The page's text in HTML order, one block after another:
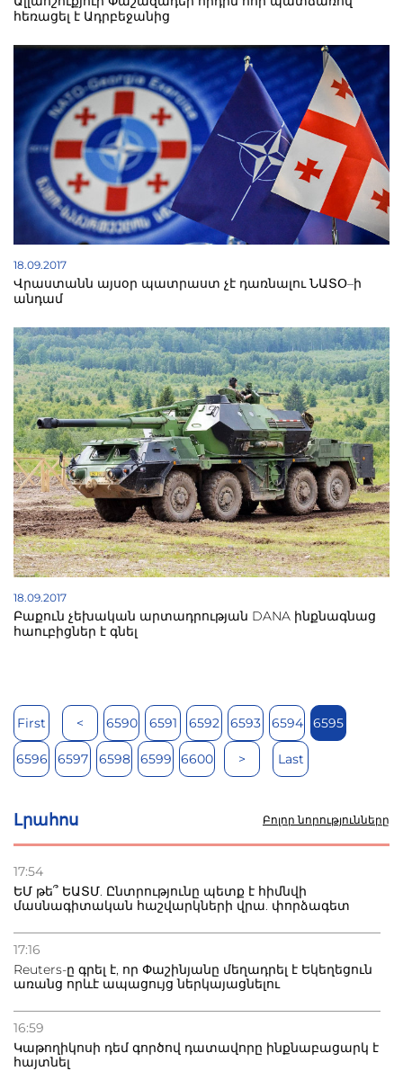
հեռացել է Ադրբեջանից
18.09.2017
Վրաստանն այսօր պատրաստ չէ դառնալու ՆԱՏՕ–ի
անդամ
18.09.2017
Բաքուն չեխական արտադրության DANA ինքնագնաց
հաուբիցներ է գնել
First < 6590 6591 6592 6593 6594 6595
6596 6597 6598 6599 6600 > Last
Լրահոս Բոլոր նորությունները
17:54
ԵՄ թե՞ ԵԱՏՄ. Ընտրությունը պետք է հիմնվի
մասնագիտական հաշվարկների վրա. փորձագետ
17:16
Reuters-ը գրել է, որ Փաշինյանը մեղադրել է Եկեղեցուն
առանց որևէ ապացույց ներկայացնելու
16:59
Կաթողիկոսի դեմ գործով դատավորը ինքնաբացարկ է
հայտնել